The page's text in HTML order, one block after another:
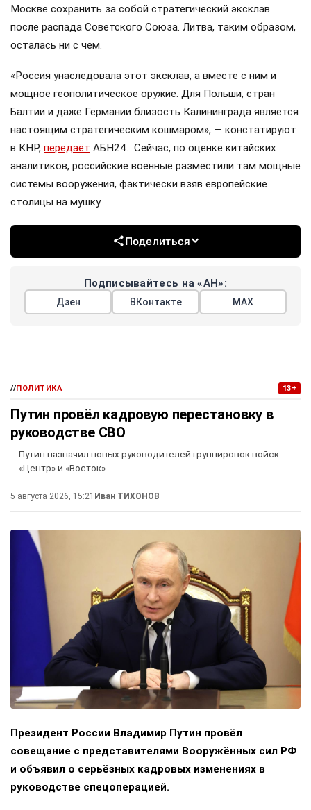
Москве сохранить за собой стратегический эксклав
после распада Советского Союза. Литва, таким образом,
осталась ни с чем.
«Россия унаследовала этот эксклав, а вместе с ним и
мощное геополитическое оружие. Для Польши, стран
Балтии и даже Германии близость Калининграда является
настоящим стратегическим кошмаром», — констатируют
в КНР, передаёт АБН24. Сейчас, по оценке китайских
аналитиков, российские военные разместили там мощные
системы вооружения, фактически взяв европейские
столицы на мушку.
Поделиться
Подписывайтесь на «АН»:
Дзен ВКонтакте МАХ
//ПОЛИТИКА 13+
Путин провёл кадровую перестановку в
руководстве СВО
Путин назначил новых руководителей группировок войск
«Центр» и «Восток»
5 августа 2026, 15:21 Иван ТИХОНОВ
Президент России Владимир Путин провёл
совещание с представителями Вооружённых сил РФ
и объявил о серьёзных кадровых изменениях в
руководстве спецоперацией.